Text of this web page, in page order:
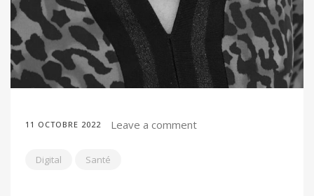
11 OCTOBRE 2022 Leave a comment
Digital Santé